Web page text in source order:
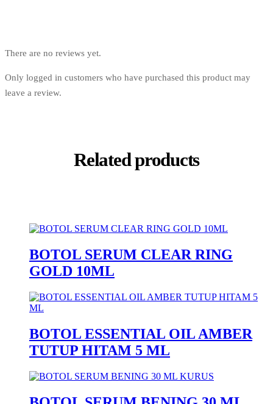
There are no reviews yet.
Only logged in customers who have purchased this product may
leave a review.
Related products
BOTOL SERUM CLEAR RING
GOLD 10ML
BOTOL ESSENTIAL OIL AMBER
TUTUP HITAM 5 ML